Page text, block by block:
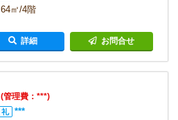
㎡/4階
詳細 お問合せ
管理費：***)
礼
***